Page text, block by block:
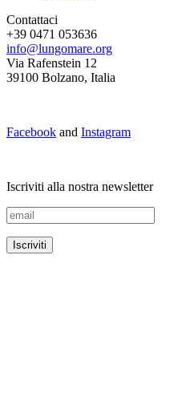
Contattaci
+39 0471 053636
info@lungomare.org
Via Rafenstein 12
39100 Bolzano, Italia
Facebook and Instagram
Iscriviti alla nostra newsletter